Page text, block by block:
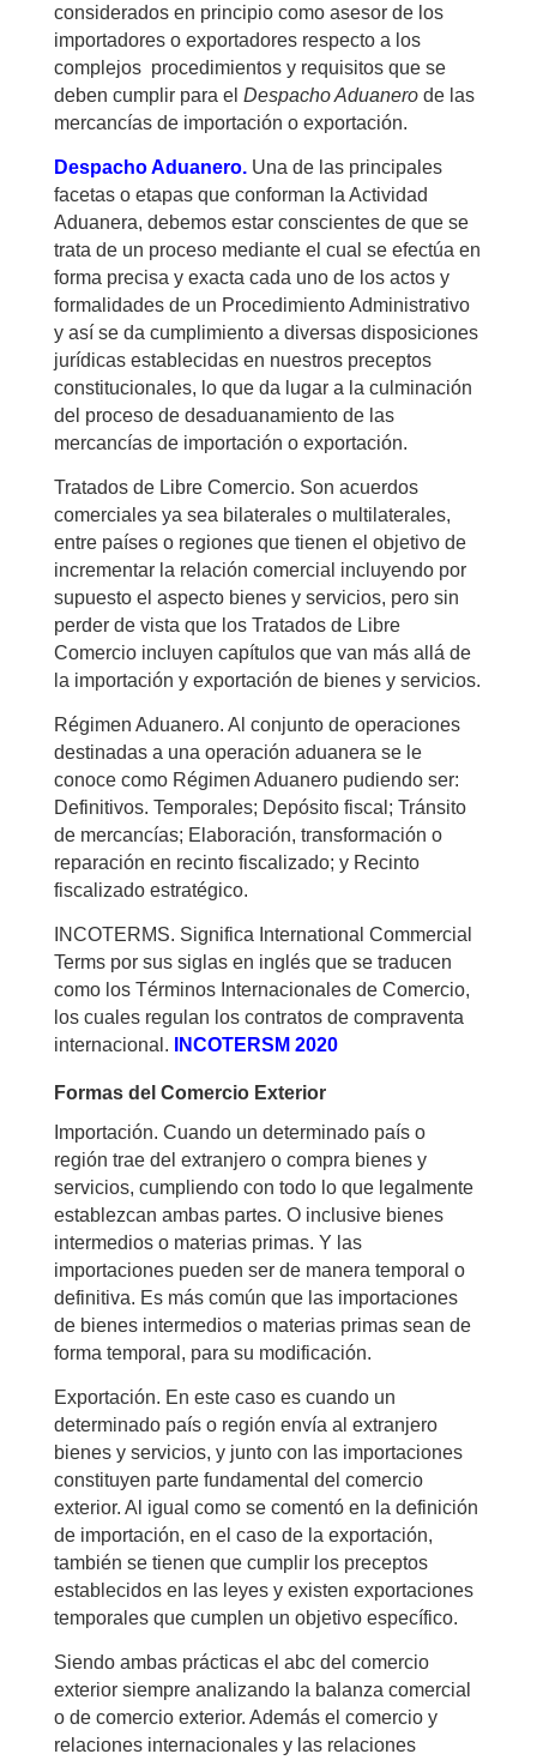
considerados en principio como asesor de los
importadores o exportadores respecto a los
complejos procedimientos y requisitos que se
deben cumplir para el Despacho Aduanerode las
mercancías de importación o exportación.
Despacho Aduanero. Una de las principales
facetas o etapas que conforman la Actividad
Aduanera, debemos estar conscientes de que se
trata de un proceso mediante el cual se efectúa en
forma precisa y exacta cada uno de los actos y
formalidades de un Procedimiento Administrativo
y así se da cumplimiento a diversas disposiciones
jurídicas establecidas en nuestros preceptos
constitucionales, lo que da lugar a la culminación
del proceso de desaduanamiento de las
mercancías de importación o exportación.
Tratados de Libre Comercio. Son acuerdos
comerciales ya sea bilaterales o multilaterales,
entre países o regiones que tienen el objetivo de
incrementar la relación comercial incluyendo por
supuesto el aspecto bienes y servicios, pero sin
perder de vista que los Tratados de Libre
Comercio incluyen capítulos que van más allá de
la importación y exportación de bienes y servicios.
Régimen Aduanero. Al conjunto de operaciones
destinadas a una operación aduanera se le
conoce como Régimen Aduanero pudiendo ser:
Definitivos. Temporales; Depósito fiscal; Tránsito
de mercancías; Elaboración, transformación o
reparación en recinto fiscalizado; y Recinto
fiscalizado estratégico.
INCOTERMS. Significa International Commercial
Terms por sus siglas en inglés que se traducen
como los Términos Internacionales de Comercio,
los cuales regulan los contratos de compraventa
internacional.
INCOTERSM 2020
Formas del Comercio Exterior
Importación. Cuando un determinado país o
región trae del extranjero o compra bienes y
servicios, cumpliendo con todo lo que legalmente
establezcan ambas partes. O inclusive bienes
intermedios o materias primas. Y las
importaciones pueden ser de manera temporal o
definitiva. Es más común que las importaciones
de bienes intermedios o materias primas sean de
forma temporal, para su modificación.
Exportación. En este caso es cuando un
determinado país o región envía al extranjero
bienes y servicios, y junto con las importaciones
constituyen parte fundamental del comercio
exterior. Al igual como se comentó en la definición
de importación, en el caso de la exportación,
también se tienen que cumplir los preceptos
establecidos en las leyes y existen exportaciones
temporales que cumplen un objetivo específico.
Siendo ambas prácticas el abc del comercio
exterior siempre analizando la balanza comercial
o de comercio exterior. Además el comercio y
relaciones internacionales y las relaciones